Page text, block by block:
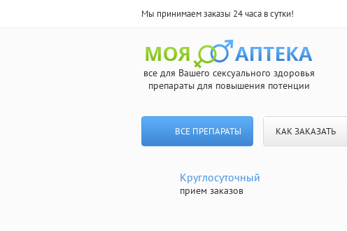
Мы принимаем заказы 24 часа в сутки!
все для Вашего сексуального здоровья
препараты для повышения потенции
ВСЕ ПРЕПАРАТЫ КАК ЗАКАЗАТЬ
Круглосуточный
прием заказов